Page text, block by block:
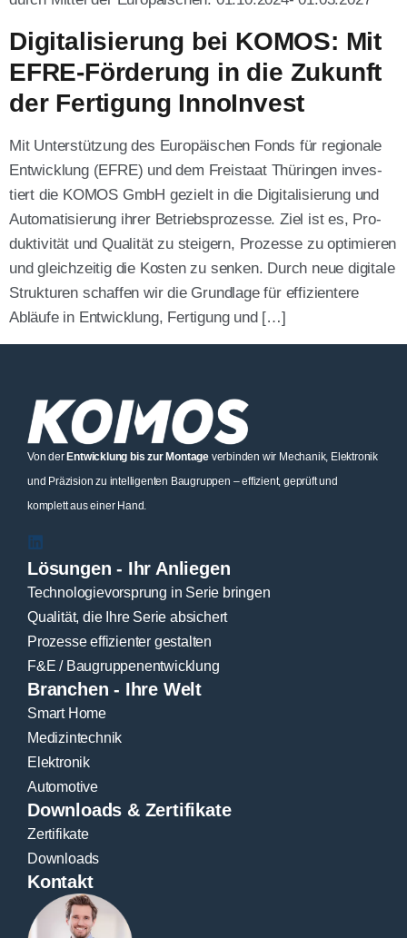
Digitalisierung bei KOMOS: Mit
EFRE-Förderung in die Zukunft
der Fertigung InnoInvest
Mit Unter­stüt­zung des Euro­päi­schen Fonds für regio­na­le
Ent­wick­lung (EFRE) und dem Frei­staat Thü­rin­gen inves­
tiert die KOMOS GmbH gezielt in die Digi­ta­li­sie­rung und
Auto­ma­ti­sie­rung ihrer Betriebs­pro­zes­se. Ziel ist es, Pro­
duk­ti­vi­tät und Qua­li­tät zu stei­gern, Pro­zes­se zu opti­mie­ren
und gleich­zei­tig die Kos­ten zu sen­ken. Durch neue digi­ta­le
Struk­tu­ren schaf­fen wir die Grund­la­ge für effi­zi­en­te­re
Abläu­fe in Ent­wick­lung, Fer­ti­gung und […]
Von derEntwicklung bis zur Montage verbinden wir Mechanik, Elektronik
und Präzision zu intelligenten Baugruppen – effizient, geprüft und
komplett aus einer Hand.
Lösungen - Ihr Anliegen
Technologievorsprung in Serie bringen
Qualität, die Ihre Serie absichert
Prozesse effizienter gestalten
F&E / Baugruppenentwicklung
Branchen - Ihre Welt
Smart Home
Medizintechnik
Elektronik
Automotive
Downloads & Zertifikate
Zertifikate
Downloads
Kontakt